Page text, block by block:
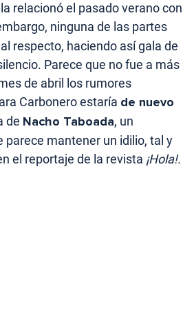
relacionó el pasado verano con
ninguna de las partes
respecto, haciendo así gala de
Parece que no fue a más
de abril los rumores
Carbonero estaría de nuevo
de Nacho Taboada, un
parece mantener un idilio, tal y
el reportaje de la revista ¡Hola!.